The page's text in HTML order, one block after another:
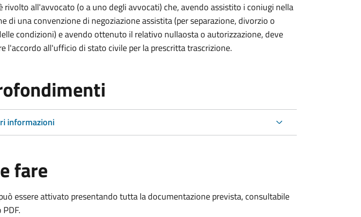
rivolto all'avvocato (o a uno degli avvocati) che, avendo assistito i coniugi nella
di una convenzione di negoziazione assistita (per separazione, divorzio o
condizioni) e avendo ottenuto il relativo nullaosta o autorizzazione, deve
l'accordo all'ufficio di stato civile per la prescritta trascrizione.
informazioni
fare
essere attivato presentando tutta la documentazione prevista, consultabile